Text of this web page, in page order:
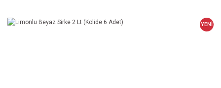
YENİ